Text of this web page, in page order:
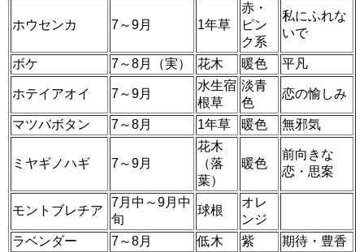
ホウセンカ 7～9月 1年草
赤・
ピン
ク系
私にふれな
いで
ボケ 7～8月（実） 花木 暖色 平凡
ホテイアオイ 7～9月
水生宿
根草
淡青
色
恋の愉しみ
マツバボタン 7～8月 1年草 暖色 無邪気
ミヤギノハギ 7～9月
花木
（落
葉）
暖色
前向きな
恋・思案
モントブレチア
7月中～9月中
旬
球根
オレ
ンジ
ラベンダー
7～8月 低木 紫
期待・豊香